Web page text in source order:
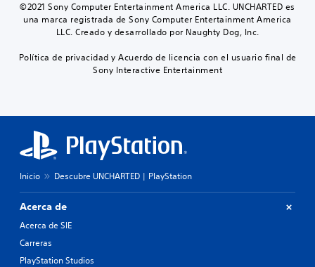
©2021 Sony Computer Entertainment America LLC. UNCHARTED es
una marca registrada de Sony Computer Entertainment America
LLC. Creado y desarrollado por Naughty Dog, Inc.
Política de privacidad y Acuerdo de licencia con el usuario final de
Sony Interactive Entertainment
Inicio Descubre UNCHARTED | PlayStation
Acerca de
Acerca de SIE
Carreras
PlayStation Studios